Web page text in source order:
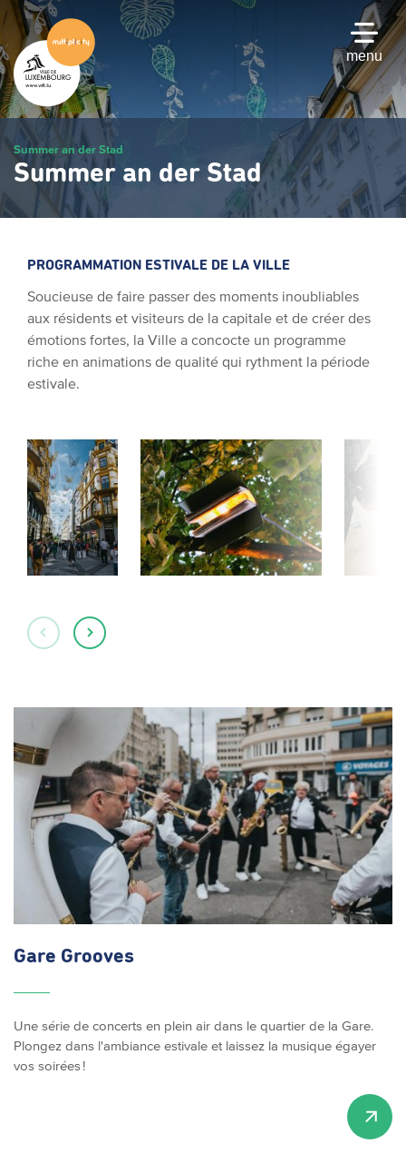
Passer
contenu
principal
menu
Summer an der Stad
Summer an der Stad
PROGRAMMATION ESTIVALE DE LA VILLE
Soucieuse de faire passer des moments inoubliables
aux résidents et visiteurs de la capitale et de créer des
émotions fortes, la Ville a concocte un programme
riche en animations de qualité qui rythment la période
estivale.
Gare Grooves
Une série de concerts en plein air dans le quartier de la Gare.
Plongez dans l'ambiance estivale et laissez la musique égayer
vos soirées !